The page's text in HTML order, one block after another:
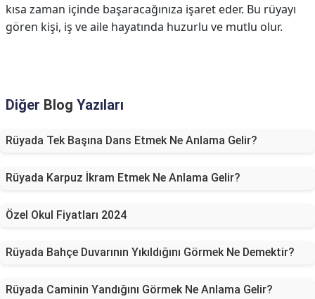
kısa zaman içinde başaracağınıza işaret eder. Bu rüyayı
gören kişi, iş ve aile hayatında huzurlu ve mutlu olur.
Diğer Blog Yazıları
Rüyada Tek Başına Dans Etmek Ne Anlama Gelir?
Rüyada Karpuz İkram Etmek Ne Anlama Gelir?
Özel Okul Fiyatları 2024
Rüyada Bahçe Duvarının Yıkıldığını Görmek Ne Demektir?
Rüyada Caminin Yandığını Görmek Ne Anlama Gelir?